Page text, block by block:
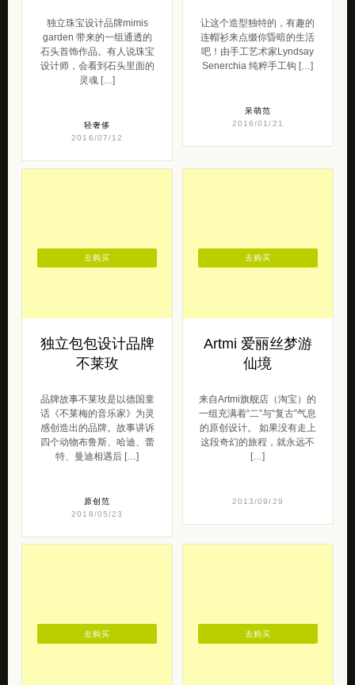
独立珠宝设计品牌mimis
garden 带来的一组通透的
石头首饰作品。有人说珠宝
设计师，会看到石头里面的
灵魂 […]
轻奢侈
2016/07/12
让这个造型独特的，有趣的
连帽衫来点缀你昏暗的生活
吧！由手工艺术家Lyndsay
Senerchia 纯粹手工钩 […]
呆萌范
2016/01/21
独立包包设计品牌
不莱玫
品牌故事不莱玫是以德国童
话《不莱梅的音乐家》为灵
感创造出的品牌。故事讲诉
四个动物布鲁斯、哈迪、蕾
特、曼迪相遇后 […]
原创范
2018/05/23
去购买
Artmi 爱丽丝梦游
仙境
来自Artmi旗舰店（淘宝）的
一组充满着“二”与“复古”气息
的原创设计。 如果没有走上
这段奇幻的旅程，就永远不
[…]
2013/09/29
去购买
去购买 去购买